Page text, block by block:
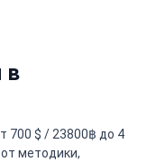
в
700 $ / 23800฿ до 4
методики,